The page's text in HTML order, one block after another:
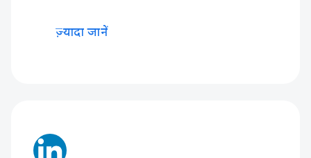
ज़्यादा जानें